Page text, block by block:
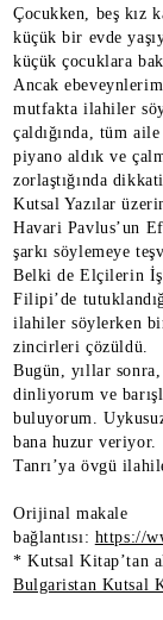
Çocukken, beş kız
küçük bir evde
küçük çocuklara
Ancak
mutfakta ilahiler
çaldığında, tüm
piyano aldık ve
zorlaştığında
Kutsal Yazılar
Havari Pavlus’un
şarkı söylemeye
Belki de Elçilerin
Filipi’de
ilahiler söylerken
zincirleri çözüldü.
Bugün, yıllar
dinliyorum ve
buluyorum.
bana huzur veriyor.
Tanrı’ya övgü
Orijinal makale
bağlantısı: https://
* Kutsal Kitap’tan
Bulgaristan Kutsal